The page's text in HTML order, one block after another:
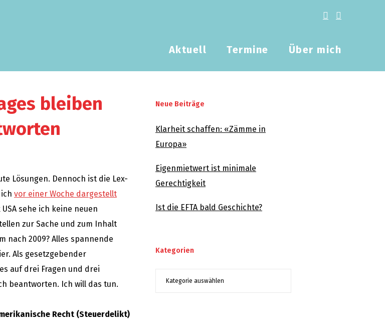
Aktuell Termine Über mich
bleiben
Lösungen. Dennoch ist die Lex-
vor einer Woche dargestellt
sehe ich keine neuen
zur Sache und zum Inhalt
nach 2009? Alles spannende
Als gesetzgebender
auf drei Fragen und drei
beantworten. Ich will das tun.
Recht (Steuerdelikt)
Neue Beiträge
Klarheit schaffen: «Zämme in
Europa»
Eigenmietwert ist minimale
Gerechtigkeit
Ist die EFTA bald Geschichte?
Kategorien